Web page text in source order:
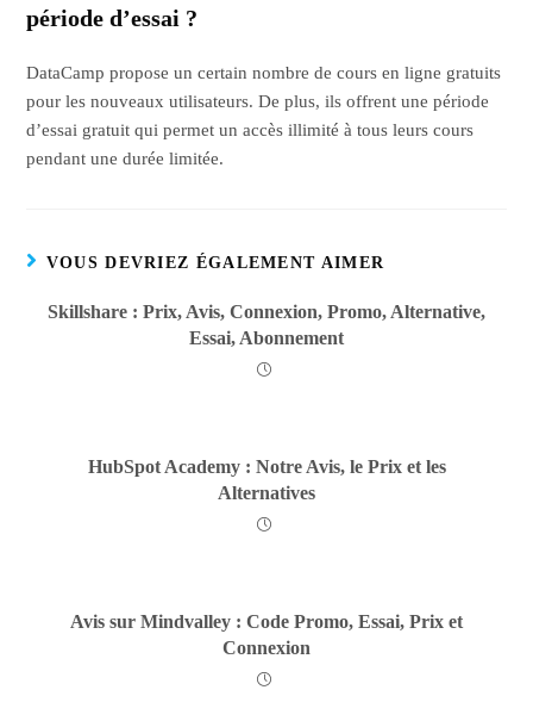
période d’essai ?
DataCamp propose un certain nombre de cours en ligne gratuits
pour les nouveaux utilisateurs. De plus, ils offrent une période
d’essai gratuit qui permet un accès illimité à tous leurs cours
pendant une durée limitée.
VOUS DEVRIEZ ÉGALEMENT AIMER
Skillshare : Prix, Avis, Connexion, Promo, Alternative,
Essai, Abonnement
HubSpot Academy : Notre Avis, le Prix et les
Alternatives
Avis sur Mindvalley : Code Promo, Essai, Prix et
Connexion